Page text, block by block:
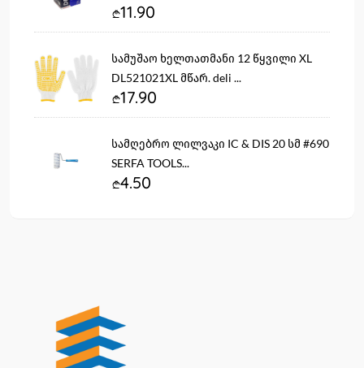
11.90
სამუშაო ხელთათმანი 12 წყვილი XL
DL521021XL მწარ. deli ...
17.90
სამღებრო ლილვაკი IC & DIS 20 სმ #690
SERFA TOOLS...
4.50